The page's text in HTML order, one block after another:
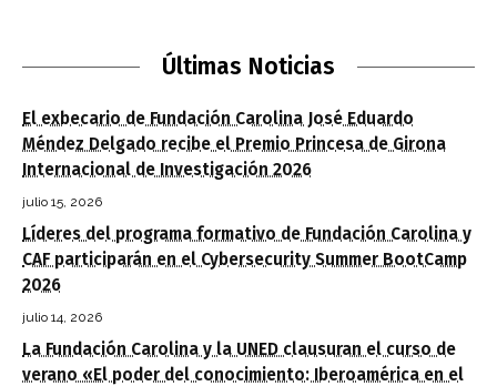
Últimas Noticias
El exbecario de Fundación Carolina José Eduardo
Méndez Delgado recibe el Premio Princesa de Girona
Internacional de Investigación 2026
julio 15, 2026
Líderes del programa formativo de Fundación Carolina y
CAF participarán en el Cybersecurity Summer BootCamp
2026
julio 14, 2026
La Fundación Carolina y la UNED clausuran el curso de
verano «El poder del conocimiento: Iberoamérica en el